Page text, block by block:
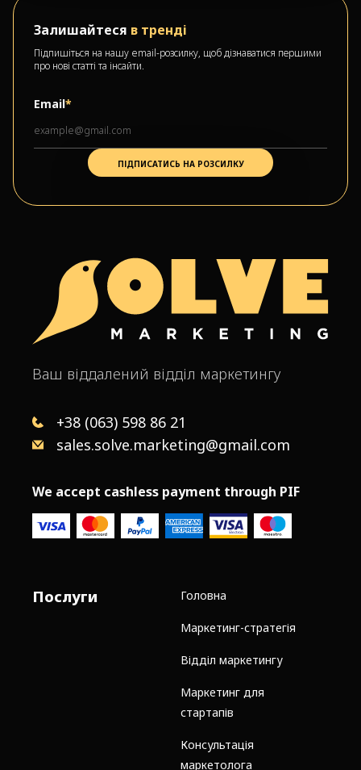
Залишайтеся в тренді
Підпишіться на нашу email-розсилку, щоб дізнаватися першими
про нові статті та інсайти.
Email*
Ваш віддалений відділ маркетингу
+38 (063) 598 86 21
sales.solve.marketing@gmail.com
We accept cashless payment through PIF
Послуги Головна
Маркетинг-стратегія
Відділ маркетингу
Маркетинг для
стартапів
Консультація
маркетолога